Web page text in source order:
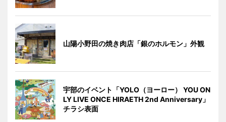
山陽小野田の焼き肉店「銀のホルモン」外観
宇部のイベント「YOLO（ヨーロー） YOU ON
LY LIVE ONCE HIRAETH 2nd Anniversary」
チラシ表面